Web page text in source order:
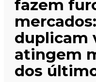
fazem
duplicam
atingem
dos